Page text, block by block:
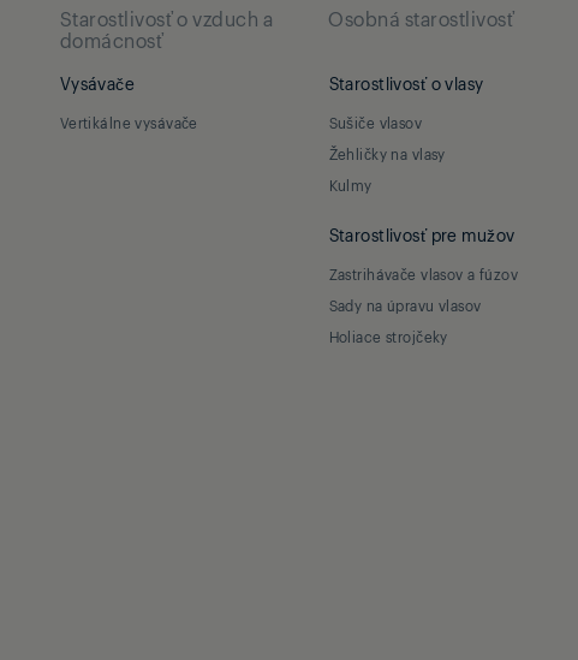
Starostlivosť o vzduch a
domácnosť
Vysávače
Vertikálne vysávače
Osobná starostlivosť
Starostlivosť o vlasy
Sušiče vlasov
Žehličky na vlasy
Kulmy
Starostlivosť pre mužov
Zastrihávače vlasov a fúzov
Sady na úpravu vlasov
Holiace strojčeky